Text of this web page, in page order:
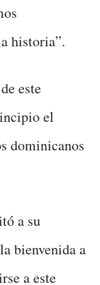
historia”.
este
el
dominicanos
a su
bienvenida a
a este